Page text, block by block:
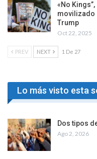
«No
movilizado
Trump
Oct 22, 2025
PREV NEXT 1 De 27
Lo más visto esta
Dos tipos
Ago 2, 2026